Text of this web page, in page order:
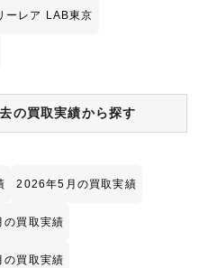
ーレア LAB東京
の買取実績から探す
2026年5月の買取実績
買取実績
買取実績